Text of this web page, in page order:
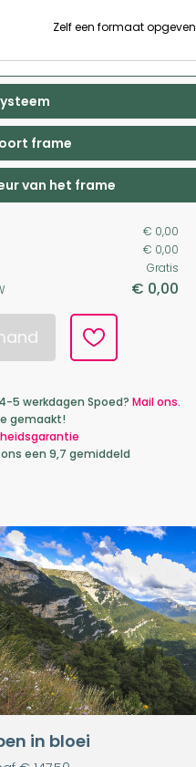
Zelf een formaat opgeven
frame
van het frame
€ 0,00
€ 0,00
Gratis
€ 0,00
5 werkdagen Spoed? Mail ons.
gemaakt!
een 9,7 gemiddeld
in bloei